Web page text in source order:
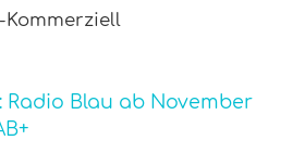
Radio Blau ab November